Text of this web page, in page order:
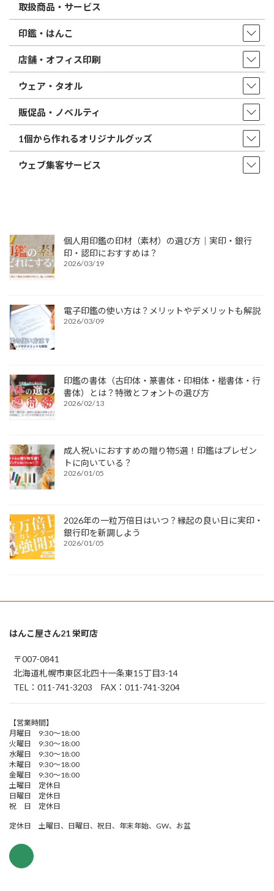
取扱商品・サービス
印鑑・はんこ
店舗・オフィス印刷
ウェア・タオル
販促品・ノベルティ
1個から作れるオリジナルグッズ
ウェブ集客サービス
個人用印鑑の印材（素材）の選び方｜実印・銀行
印・認印におすすめは？
2026/03/19
電子印鑑の使い方は？メリットやデメリットも解説
2026/03/09
印鑑の書体（古印体・篆書体・印相体・楷書体・行
書体）とは？特徴とフォントの選び方
2026/02/13
成人祝いにおすすめの贈り物5選！印鑑はプレゼン
トに向いている？
2026/01/05
2026年の一粒万倍日はいつ？縁起の良い日に実印・
銀行印を新調しよう
2026/01/05
はんこ屋さん21 栄町店
〒007-0841
北海道札幌市東区北四十一条東15丁目3-14
TEL：011-741-3203 FAX：011-741-3204
【営業時間】
月曜日 9:30～18:00
火曜日 9:30～18:00
水曜日 9:30～18:00
木曜日 9:30～18:00
金曜日 9:30～18:00
土曜日 定休日
日曜日 定休日
祝 日 定休日
定休日 土曜日、日曜日、祝日、年末年始、GW、お盆